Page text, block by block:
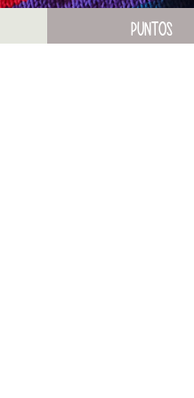
PUNTOS